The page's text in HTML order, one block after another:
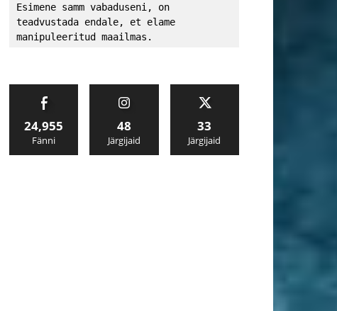
Esimene samm vabaduseni, on
teadvustada endale, et elame
manipuleeritud maailmas.
24,955
Fänni
48
Järgijaid
33
Järgijaid